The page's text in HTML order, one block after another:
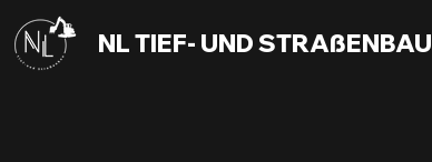
NL TIEF- UND STRAßENBAU